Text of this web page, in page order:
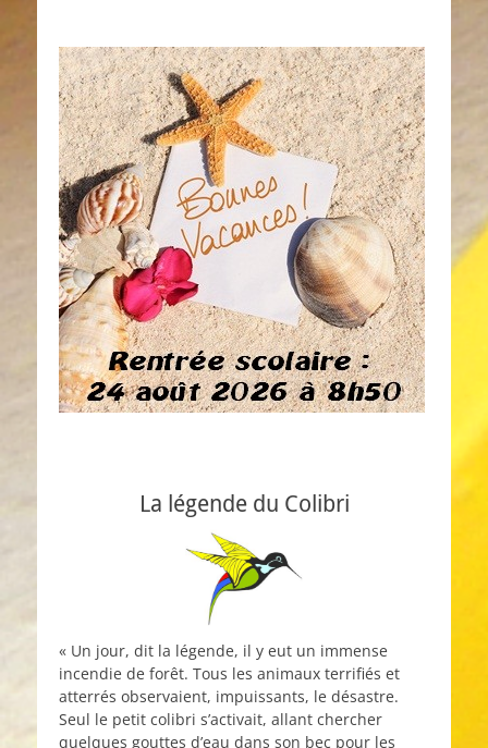
La légende du Colibri
« Un jour, dit la légende, il y eut un immense
incendie de forêt. Tous les animaux terrifiés et
atterrés observaient, impuissants, le désastre.
Seul le petit colibri s’activait, allant chercher
quelques gouttes d’eau dans son bec pour les